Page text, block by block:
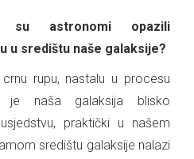
su astronomi opazili
u središtu naše galaksije?
rupu, nastalu u procesu
je naša galaksija blisko
praktički u našem
središtu galaksije nalazi